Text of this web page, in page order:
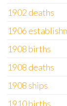
1902 deaths
1906
1908 births
1908 deaths
1908 ships
1910 births